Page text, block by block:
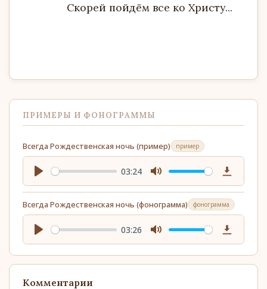
Скорей пойдём все ко Христу...
ПРИМЕРЫ И ФОНОГРАММЫ
Всегда Рождественская ночь (пример) пример
03:24
Download
Всегда Рождественская ночь (фонограмма)
фонограмма
03:26
Download
Комментарии